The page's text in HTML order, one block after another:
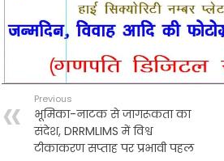
Previous
भूमिका-नाटक से जागरूकता का
संदेश, DRRMLIMS में विश्व
टीकाकरण सप्ताह पर प्रभावी पहल